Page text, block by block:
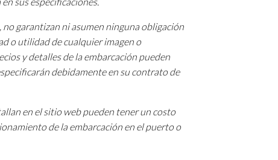
no garantizan ni asumen ninguna obligación
o utilidad de cualquier imagen o
y detalles de la embarcación pueden
debidamente en su contrato de
en el sitio web pueden tener un costo
de la embarcación en el puerto o